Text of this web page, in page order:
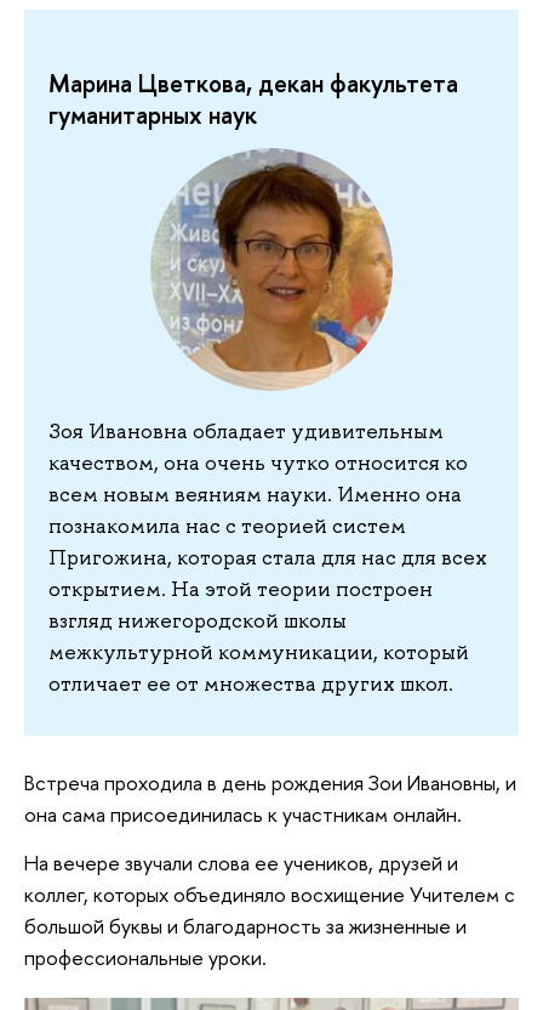
Марина Цветкова, декан факультета
гуманитарных наук
Зоя Ивановна обладает удивительным
качеством, она очень чутко относится ко
всем новым веяниям науки. Именно она
познакомила нас с теорией систем
Пригожина, которая стала для нас для всех
открытием. На этой теории построен
взгляд нижегородской школы
межкультурной коммуникации, который
отличает ее от множества других школ.
Встреча проходила в день рождения Зои Ивановны, и
она сама присоединилась к участникам онлайн.
На вечере звучали слова ее учеников, друзей и
коллег, которых объединяло восхищение Учителем с
большой буквы и благодарность за жизненные и
профессиональные уроки.